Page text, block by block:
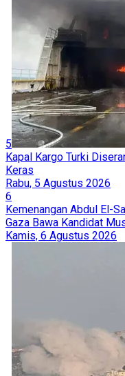
5
Kapal Kargo Turki
Keras
Rabu, 5 Agustus 2026
6
Kemenangan Abdul El-
Gaza Bawa Kandidat
Kamis, 6 Agustus 2026